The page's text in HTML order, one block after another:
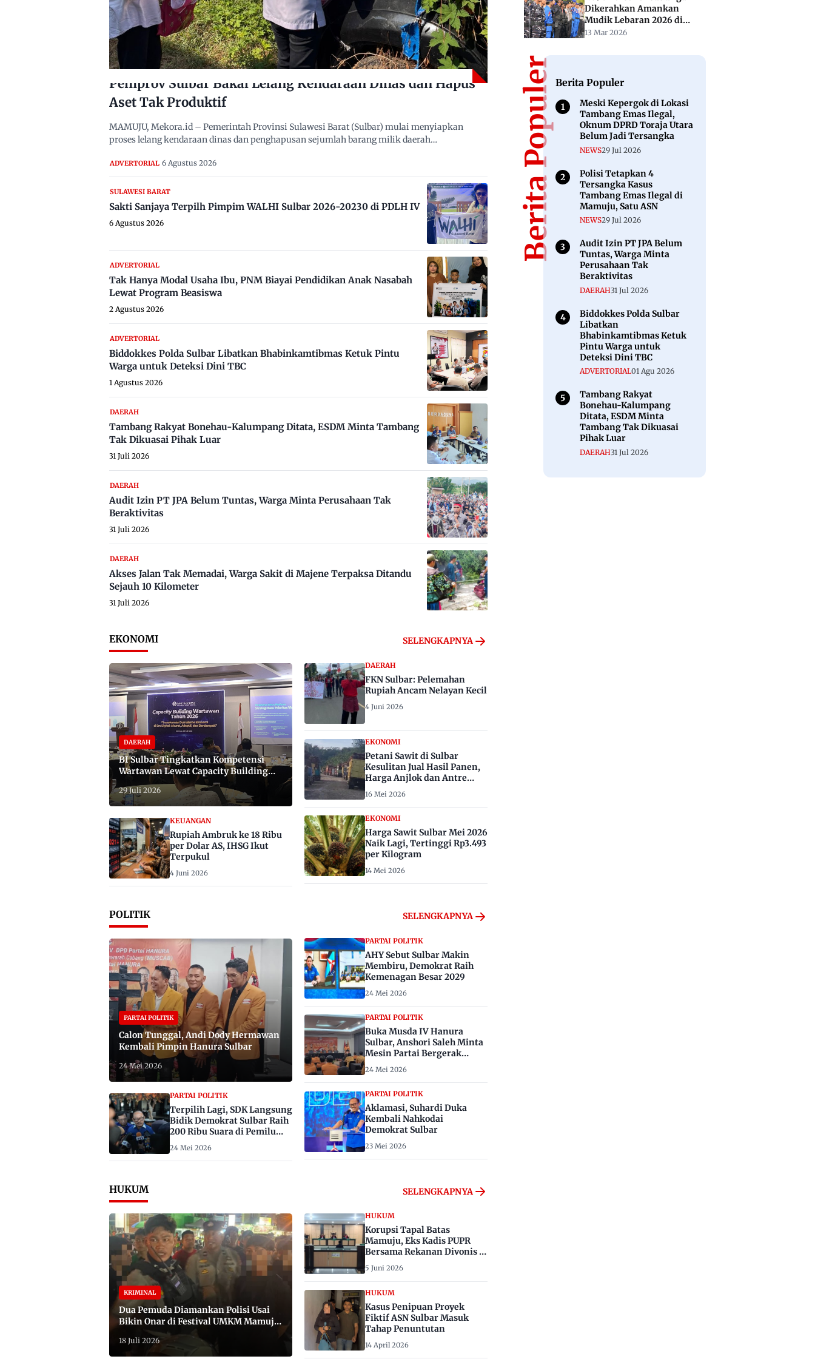
Pemprov Sulbar Bakal Lelang Kendaraan Dinas dan Hapus
Aset Tak Produktif
MAMUJU, Mekora.id – Pemerintah Provinsi Sulawesi Barat (Sulbar) mulai menyiapkan
proses lelang kendaraan dinas dan penghapusan sejumlah barang milik daerah…
ADVERTORIAL 6 Agustus 2026
SULAWESI BARAT
Sakti Sanjaya Terpilh Pimpim WALHI Sulbar 2026-20230 di PDLH IV
6 Agustus 2026
ADVERTORIAL
Tak Hanya Modal Usaha Ibu, PNM Biayai Pendidikan Anak Nasabah
Lewat Program Beasiswa
2 Agustus 2026
ADVERTORIAL
Biddokkes Polda Sulbar Libatkan Bhabinkamtibmas Ketuk Pintu
Warga untuk Deteksi Dini TBC
1 Agustus 2026
DAERAH
Tambang Rakyat Bonehau-Kalumpang Ditata, ESDM Minta Tambang
Tak Dikuasai Pihak Luar
31 Juli 2026
DAERAH
Audit Izin PT JPA Belum Tuntas, Warga Minta Perusahaan Tak
Beraktivitas
31 Juli 2026
DAERAH
Akses Jalan Tak Memadai, Warga Sakit di Majene Terpaksa Ditandu
Sejauh 10 Kilometer
31 Juli 2026
EKONOMI SELENGKAPNYA
DAERAH
BI Sulbar Tingkatkan Kompetensi
Wartawan Lewat Capacity Building
2026
29 Juli 2026
KEUANGAN
Rupiah Ambruk ke 18 Ribu
per Dolar AS, IHSG Ikut
Terpukul
4 Juni 2026
DAERAH
FKN Sulbar: Pelemahan
Rupiah Ancam Nelayan Kecil
4 Juni 2026
EKONOMI
Petani Sawit di Sulbar
Kesulitan Jual Hasil Panen,
Harga Anjlok dan Antre
Berhari-hari
16 Mei 2026
EKONOMI
Harga Sawit Sulbar Mei 2026
Naik Lagi, Tertinggi Rp3.493
per Kilogram
14 Mei 2026
POLITIK SELENGKAPNYA
PARTAI POLITIK
Calon Tunggal, Andi Dody Hermawan
Kembali Pimpin Hanura Sulbar
24 Mei 2026
PARTAI POLITIK
Terpilih Lagi, SDK Langsung
Bidik Demokrat Sulbar Raih
200 Ribu Suara di Pemilu
2029
24 Mei 2026
PARTAI POLITIK
AHY Sebut Sulbar Makin
Membiru, Demokrat Raih
Kemenagan Besar 2029
24 Mei 2026
PARTAI POLITIK
Buka Musda IV Hanura
Sulbar, Anshori Saleh Minta
Mesin Partai Bergerak
Menangkan Pemilu 2029
24 Mei 2026
PARTAI POLITIK
Aklamasi, Suhardi Duka
Kembali Nahkodai
Demokrat Sulbar
23 Mei 2026
HUKUM SELENGKAPNYA
KRIMINAL
Dua Pemuda Diamankan Polisi Usai
Bikin Onar di Festival UMKM Mamuju,
Satu Bawa Badik
18 Juli 2026
HUKUM
Korupsi Tapal Batas
Mamuju, Eks Kadis PUPR
Bersama Rekanan Divonis 6
dan 8 Tahun Penjara
5 Juni 2026
HUKUM
Kasus Penipuan Proyek
Fiktif ASN Sulbar Masuk
Tahap Penuntutan
14 April 2026
Dikerahkan Amankan
Mudik Lebaran 2026 di
Sulbar
13 Mar 2026
Berita PopulerBerita Populer
Meski Kepergok di Lokasi
Tambang Emas Ilegal,
Oknum DPRD Toraja Utara
Belum Jadi Tersangka
NEWS29 Jul 2026
Polisi Tetapkan 4
Tersangka Kasus
Tambang Emas Ilegal di
Mamuju, Satu ASN
NEWS29 Jul 2026
Audit Izin PT JPA Belum
Tuntas, Warga Minta
Perusahaan Tak
Beraktivitas
DAERAH31 Jul 2026
Biddokkes Polda Sulbar
Libatkan
Bhabinkamtibmas Ketuk
Pintu Warga untuk
Deteksi Dini TBC
ADVERTORIAL01 Agu 2026
Tambang Rakyat
Bonehau-Kalumpang
Ditata, ESDM Minta
Tambang Tak Dikuasai
Pihak Luar
DAERAH31 Jul 2026